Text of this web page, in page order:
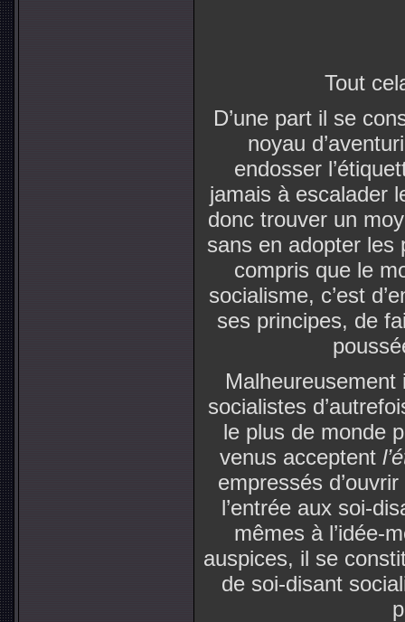
Tout
D’une part il se
noyau
endosser
jamais à escalader
donc trouver un
sans en adopter les
compris que le
socialisme, c’est
ses principes, de
Malheureusement
socialistes
le plus de monde
venus acceptent
empressés
l’entrée aux soi-
mêmes à l’idée-
auspices, il se
de soi-disant